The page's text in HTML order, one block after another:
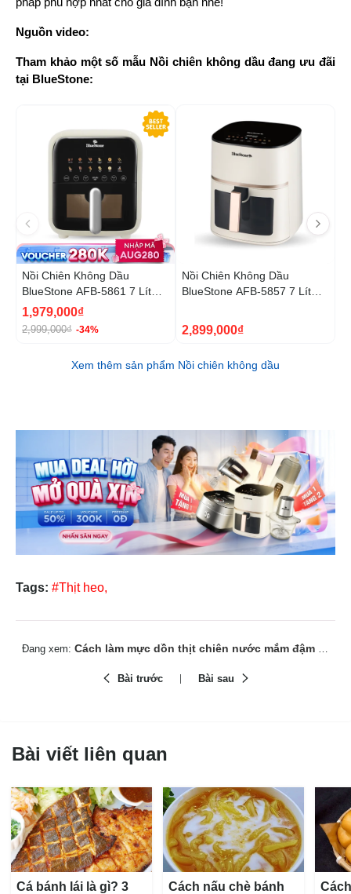
Nguồn video:
Tham khảo một số mẫu Nồi chiên không dầu đang ưu đãi
tại BlueStone:
Nồi Chiên Không Dầu
BlueStone AFB-5861 7 Lít
1800W
1,979,000₫
2,999,000₫ -34%
Nồi Chiên Không Dầu
BlueStone AFB-5857 7 Lít
2,899,000₫
Xem thêm sản phẩm Nồi chiên không dầu
Tags: #Thịt heo,
Đang xem: Cách làm mực dồn thịt chiên nước mắm đậm đà, đưa cơm
Bài trước Bài sau
Bài viết liên quan
Cá bánh lái là gì? 3
Cách nấu chè bánh